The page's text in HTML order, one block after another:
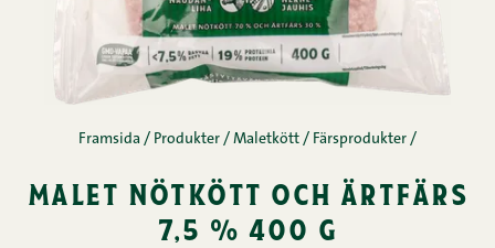
Framsida / Produkter / Maletkött / Färsprodukter /
malet nötkött och ärtfärs
7,5 % 400 g